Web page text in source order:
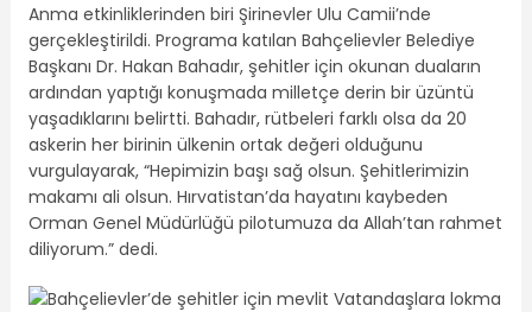
Anma etkinliklerinden biri Şirinevler Ulu Camii’nde
gerçekleştirildi. Programa katılan Bahçelievler Belediye
Başkanı Dr. Hakan Bahadır, şehitler için okunan duaların
ardından yaptığı konuşmada milletçe derin bir üzüntü
yaşadıklarını belirtti. Bahadır, rütbeleri farklı olsa da 20
askerin her birinin ülkenin ortak değeri olduğunu
vurgulayarak, “Hepimizin başı sağ olsun. Şehitlerimizin
makamı ali olsun. Hırvatistan’da hayatını kaybeden
Orman Genel Müdürlüğü pilotumuza da Allah’tan rahmet
diliyorum.” dedi.